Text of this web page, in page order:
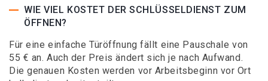
WIE VIEL KOSTET DER SCHLÜSSELDIENST ZUM
ÖFFNEN?
Für eine einfache Türöffnung fällt eine Pauschale von
55 € an. Auch der Preis ändert sich je nach Aufwand.
Die genauen Kosten werden vor Arbeitsbeginn vor Ort